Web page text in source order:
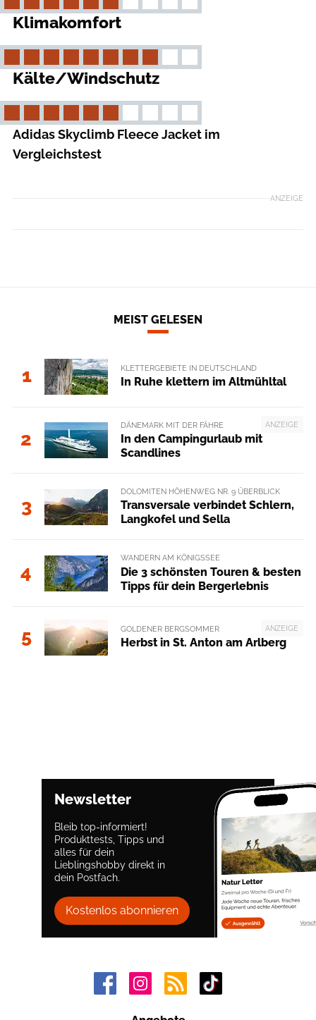
Klimakomfort
Kälte/Windschutz
Adidas Skyclimb Fleece Jacket im
Vergleichstest
ANZEIGE
MEIST GELESEN
1 KLETTERGEBIETE IN DEUTSCHLAND
In Ruhe klettern im Altmühltal
2
ANZEIGE
DÄNEMARK MIT DER FÄHRE
In den Campingurlaub mit
Scandlines
3
DOLOMITEN HÖHENWEG NR. 9 ÜBERBLICK
Transversale verbindet Schlern,
Langkofel und Sella
4
WANDERN AM KÖNIGSSEE
Die 3 schönsten Touren & besten
Tipps für dein Bergerlebnis
5 ANZEIGE
GOLDENER BERGSOMMER
Herbst in St. Anton am Arlberg
Newsletter
Bleib top-informiert!
Produkttests, Tipps und
alles für dein
Lieblingshobby direkt in
dein Postfach.
Kostenlos abonnieren